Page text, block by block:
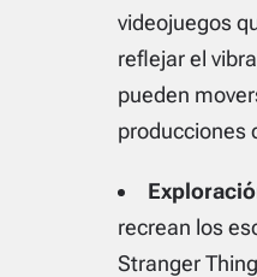
videojuegos
reflejar el
pueden
producciones
recrean los
Stranger